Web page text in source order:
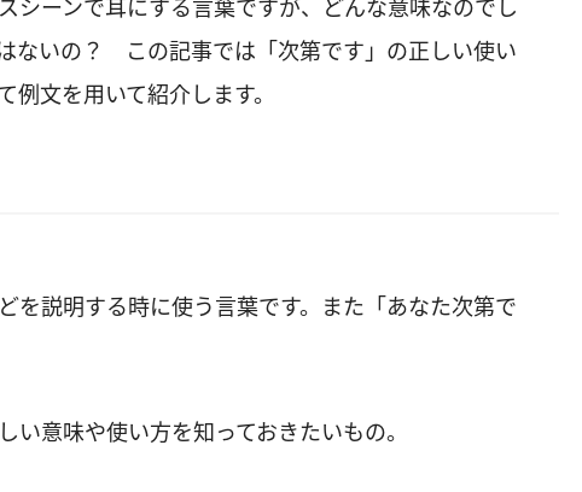
シーンで耳にする言葉ですが、どんな意味なのでし
ないの？ この記事では「次第です」の正しい使い
文を用いて紹介します。
を説明する時に使う言葉です。また「あなた次第で
意味や使い方を知っておきたいもの。